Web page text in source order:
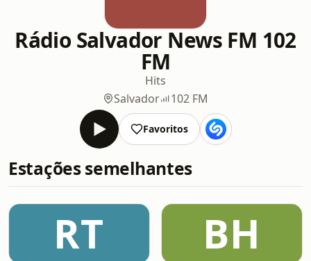
Rádio Salvador News FM 102
FM
Hits
Salvador
102 FM
Favoritos
Estações semelhantes
RT BH